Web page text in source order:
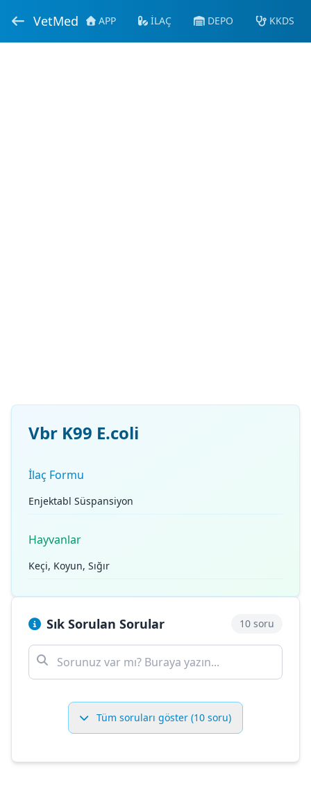
VetMed APP İLAÇ DEPO KKDS
Vbr K99 E.coli
İlaç Formu
Enjektabl Süspansiyon
Hayvanlar
Keçi, Koyun, Sığır
Sık Sorulan Sorular 10 soru
Tüm soruları göster (10 soru)